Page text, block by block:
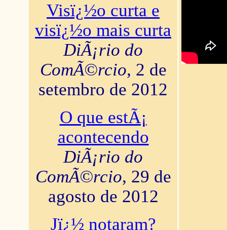
Visï¿½o curta e
visï¿½o mais curta
DiÃ¡rio do
ComÃ©rcio, 2 de
setembro de 2012
O que estÃ¡
acontecendo
DiÃ¡rio do
ComÃ©rcio, 29 de
agosto de 2012
Jï¿½ notaram?